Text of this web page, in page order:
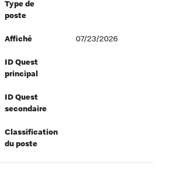
Type de
poste
Affiché 07/23/2026
ID Quest
principal
ID Quest
secondaire
Classification
du poste